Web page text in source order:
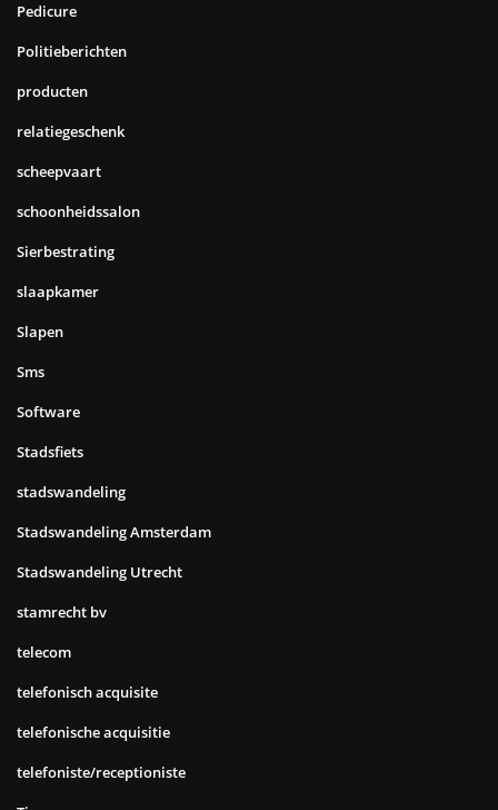
Pedicure
Politieberichten
producten
relatiegeschenk
scheepvaart
schoonheidssalon
Sierbestrating
slaapkamer
Slapen
Sms
Software
Stadsfiets
stadswandeling
Stadswandeling Amsterdam
Stadswandeling Utrecht
stamrecht bv
telecom
telefonisch acquisite
telefonische acquisitie
telefoniste/receptioniste